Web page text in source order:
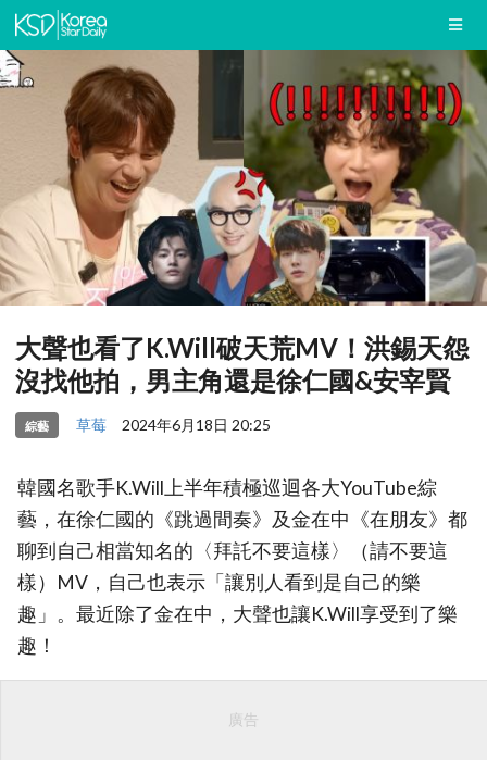
大聲也看了K.Will破天荒MV！洪錫天怨
沒找他拍，男主角還是徐仁國&安宰賢
綜藝 草莓 2024年6月18日 20:25
韓國名歌手K.Will上半年積極巡迴各大YouTube綜
藝，在徐仁國的《跳過間奏》及金在中《在朋友》都
聊到自己相當知名的〈拜託不要這樣〉（請不要這
樣）MV，自己也表示「讓別人看到是自己的樂
趣」。最近除了金在中，大聲也讓K.Will享受到了樂
趣！
廣告